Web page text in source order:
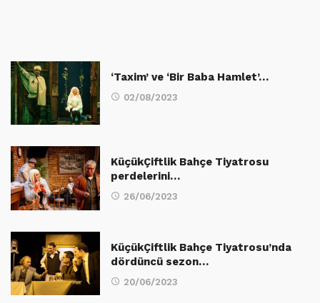
‘Taxim’ ve ‘Bir Baba Hamlet’…
02/08/2023
KüçükÇiftlik Bahçe Tiyatrosu
perdelerini…
26/06/2023
KüçükÇiftlik Bahçe Tiyatrosu’nda
dördüncü sezon…
20/06/2023